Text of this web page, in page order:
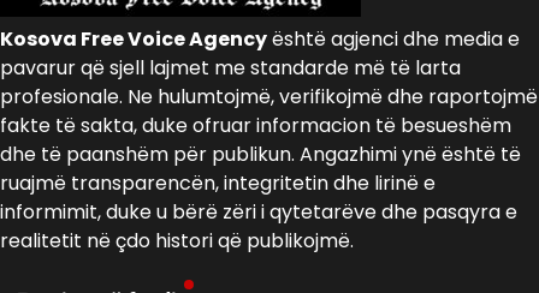
Kosova Free Voice Agencyështë agjenci dhe media e
pavarur që sjell lajmet me standarde më të larta
profesionale. Ne hulumtojmë, verifikojmë dhe raportojmë
fakte të sakta, duke ofruar informacion të besueshëm
dhe të paanshëm për publikun. Angazhimi ynë është të
ruajmë transparencën, integritetin dhe lirinë e
informimit, duke u bërë zëri i qytetarëve dhe pasqyra e
realitetit në çdo histori që publikojmë.